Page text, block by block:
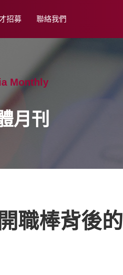
招募 聯絡我們
Monthly
月刊
職棒背後的